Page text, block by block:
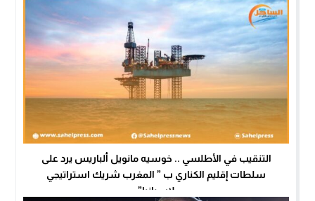
التنقيب في الأطلسي .. خوسيه مانويل ألباريس يرد على
سلطات إقليم الكناري ب ” المغرب شريك استراتيجي
لإسبانيا”